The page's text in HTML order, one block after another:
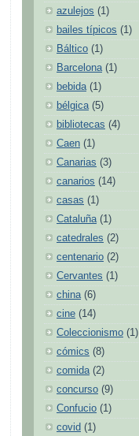
azulejos (1)
bailes típicos (1)
Báltico (1)
Barcelona (1)
bebida (1)
bélgica (5)
bibliotecas (4)
Caen (1)
Canarias (3)
canarios (14)
casas (1)
Cataluña (1)
catedrales (2)
centenario (2)
Cervantes (1)
china (6)
cine (14)
Coleccionismo (1)
cómics (8)
comida (2)
concurso (9)
Confucio (1)
covid (1)